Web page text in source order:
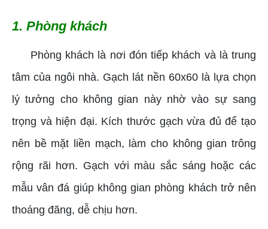
1. Phòng khách
Phòng khách là nơi đón tiếp khách và là trung
tâm của ngôi nhà. Gạch lát nền 60x60 là lựa chọn
lý tưởng cho không gian này nhờ vào sự sang
trọng và hiện đại. Kích thước gạch vừa đủ để tạo
nên bề mặt liền mạch, làm cho không gian trông
rộng rãi hơn. Gạch với màu sắc sáng hoặc các
mẫu vân đá giúp không gian phòng khách trở nên
thoáng đãng, dễ chịu hơn.